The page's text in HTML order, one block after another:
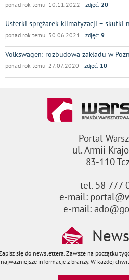
ponad rok temu 10.11.2022 zdjęć: 20
Usterki sprężarek klimatyzacji – skutki
ponad rok temu 30.06.2021 zdjęć: 9
Volkswagen: rozbudowa zakładu w
ponad rok temu 27.07.2020 zdjęć: 10
Portal
ul. Armii
83-110
tel. 58 777
e-mail:
e-mail:
się do newslettera. Zawsze na początku
najważniejsze informacje z branży. W każdej